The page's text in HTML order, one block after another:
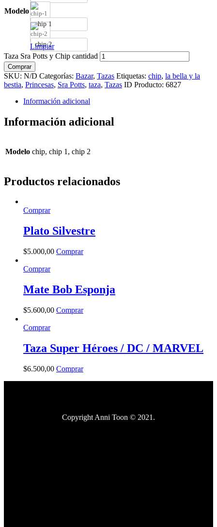
Modelo
chip 1
chip 2
Limpiar
Taza Sra Potts y Chip cantidad
Comprar
SKU: N/D Categorías: Bazar, Tazas Etiquetas: chip, la bella y la
bestia, Princesas, Sra Potts, taza, Tazas ID Producto: 6827
Información adicional
Información adicional
Modelo chip, chip 1, chip 2
Productos relacionados
Comprar
Plato Silvestre
$5.000,00 Comprar
Comprar
Mate Bob Esponja
$5.600,00 Comprar
Comprar
Taza Super Héroes / DC / MARVEL
$6.500,00 Comprar
Copyright Anni Toon © 2021.